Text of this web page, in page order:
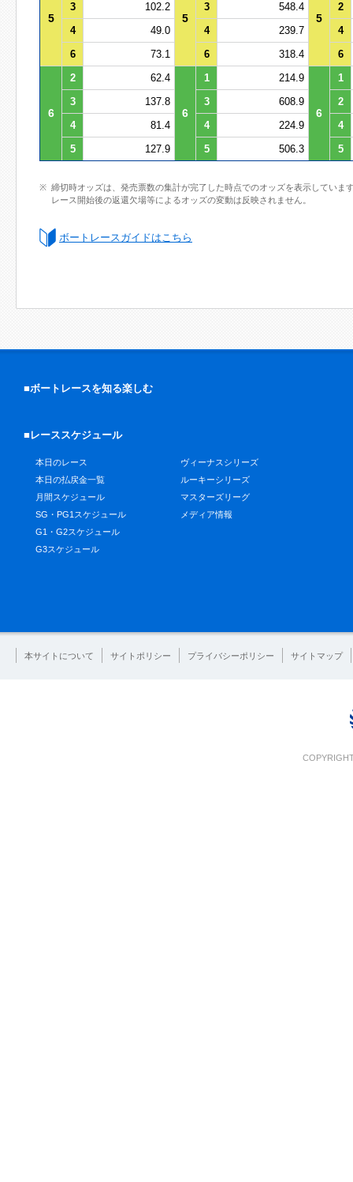
5 5 5
3
102.2 3 548.4
2
4
49.0 4 239.7
4
6
73.1 6 318.4 6
6
2 62.4
6
1 214.9
6
1
3
137.8 3 608.9
2
4
81.4 4 224.9
4
5
127.9 5 506.3 5
締切時オッズは、発売票数の集計が完了した時点でのオッズを表示していま
レース開始後の返還欠場等によるオッズの変動は反映されません。
ボートレースガイドはこちら
■ボートレースを知る楽しむ
■レーススケジュール
本日のレース
本日の払戻金一覧
月間スケジュール
SG・PG1スケジュール
G1・G2スケジュール
G3スケジュール
ヴィーナスシリーズ
ルーキーシリーズ
マスターズリーグ
メディア情報
本サイトについて サイトポリシー プライバシーポリシー サイトマップ